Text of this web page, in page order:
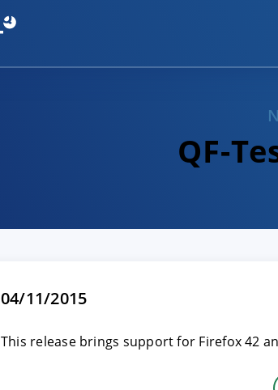
QF-
04/11/2015
This release brings support for Firefox 42